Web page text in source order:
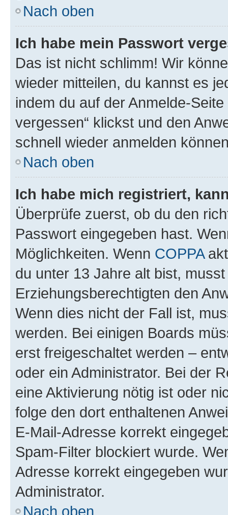
Nach oben
Ich habe mein Passwort
Das ist nicht schlimm! Wir
wieder mitteilen, du kannst es
indem du auf der Anmelde-
vergessen“ klickst und den
schnell wieder anmelden
Nach oben
Ich habe mich registriert,
Überprüfe zuerst, ob du den
Passwort eingegeben hast.
Möglichkeiten. Wenn COPPA
du unter 13 Jahre alt bist,
Erziehungsberechtigten den
Wenn dies nicht der Fall ist,
werden. Bei einigen Boards
erst freigeschaltet werden –
oder ein Administrator. Bei der
eine Aktivierung nötig ist oder
folge den dort enthaltenen
E-Mail-Adresse korrekt
Spam-Filter blockiert wurde.
Adresse korrekt eingegeben
Administrator.
Nach oben